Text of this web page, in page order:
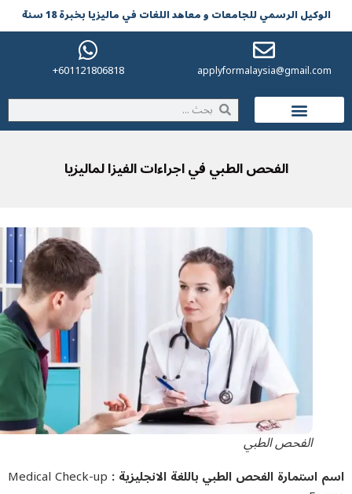
الرسمي للجامعات و معاهد اللغات في مالیزیا بخبرة 18 سنة
601121806818+
الفحص الطبي في اجراءات الفيزا لماليزيا
الفحص الطبي
استمارة الفحص الطبي باللغة الانجليزية :Medical Check-up